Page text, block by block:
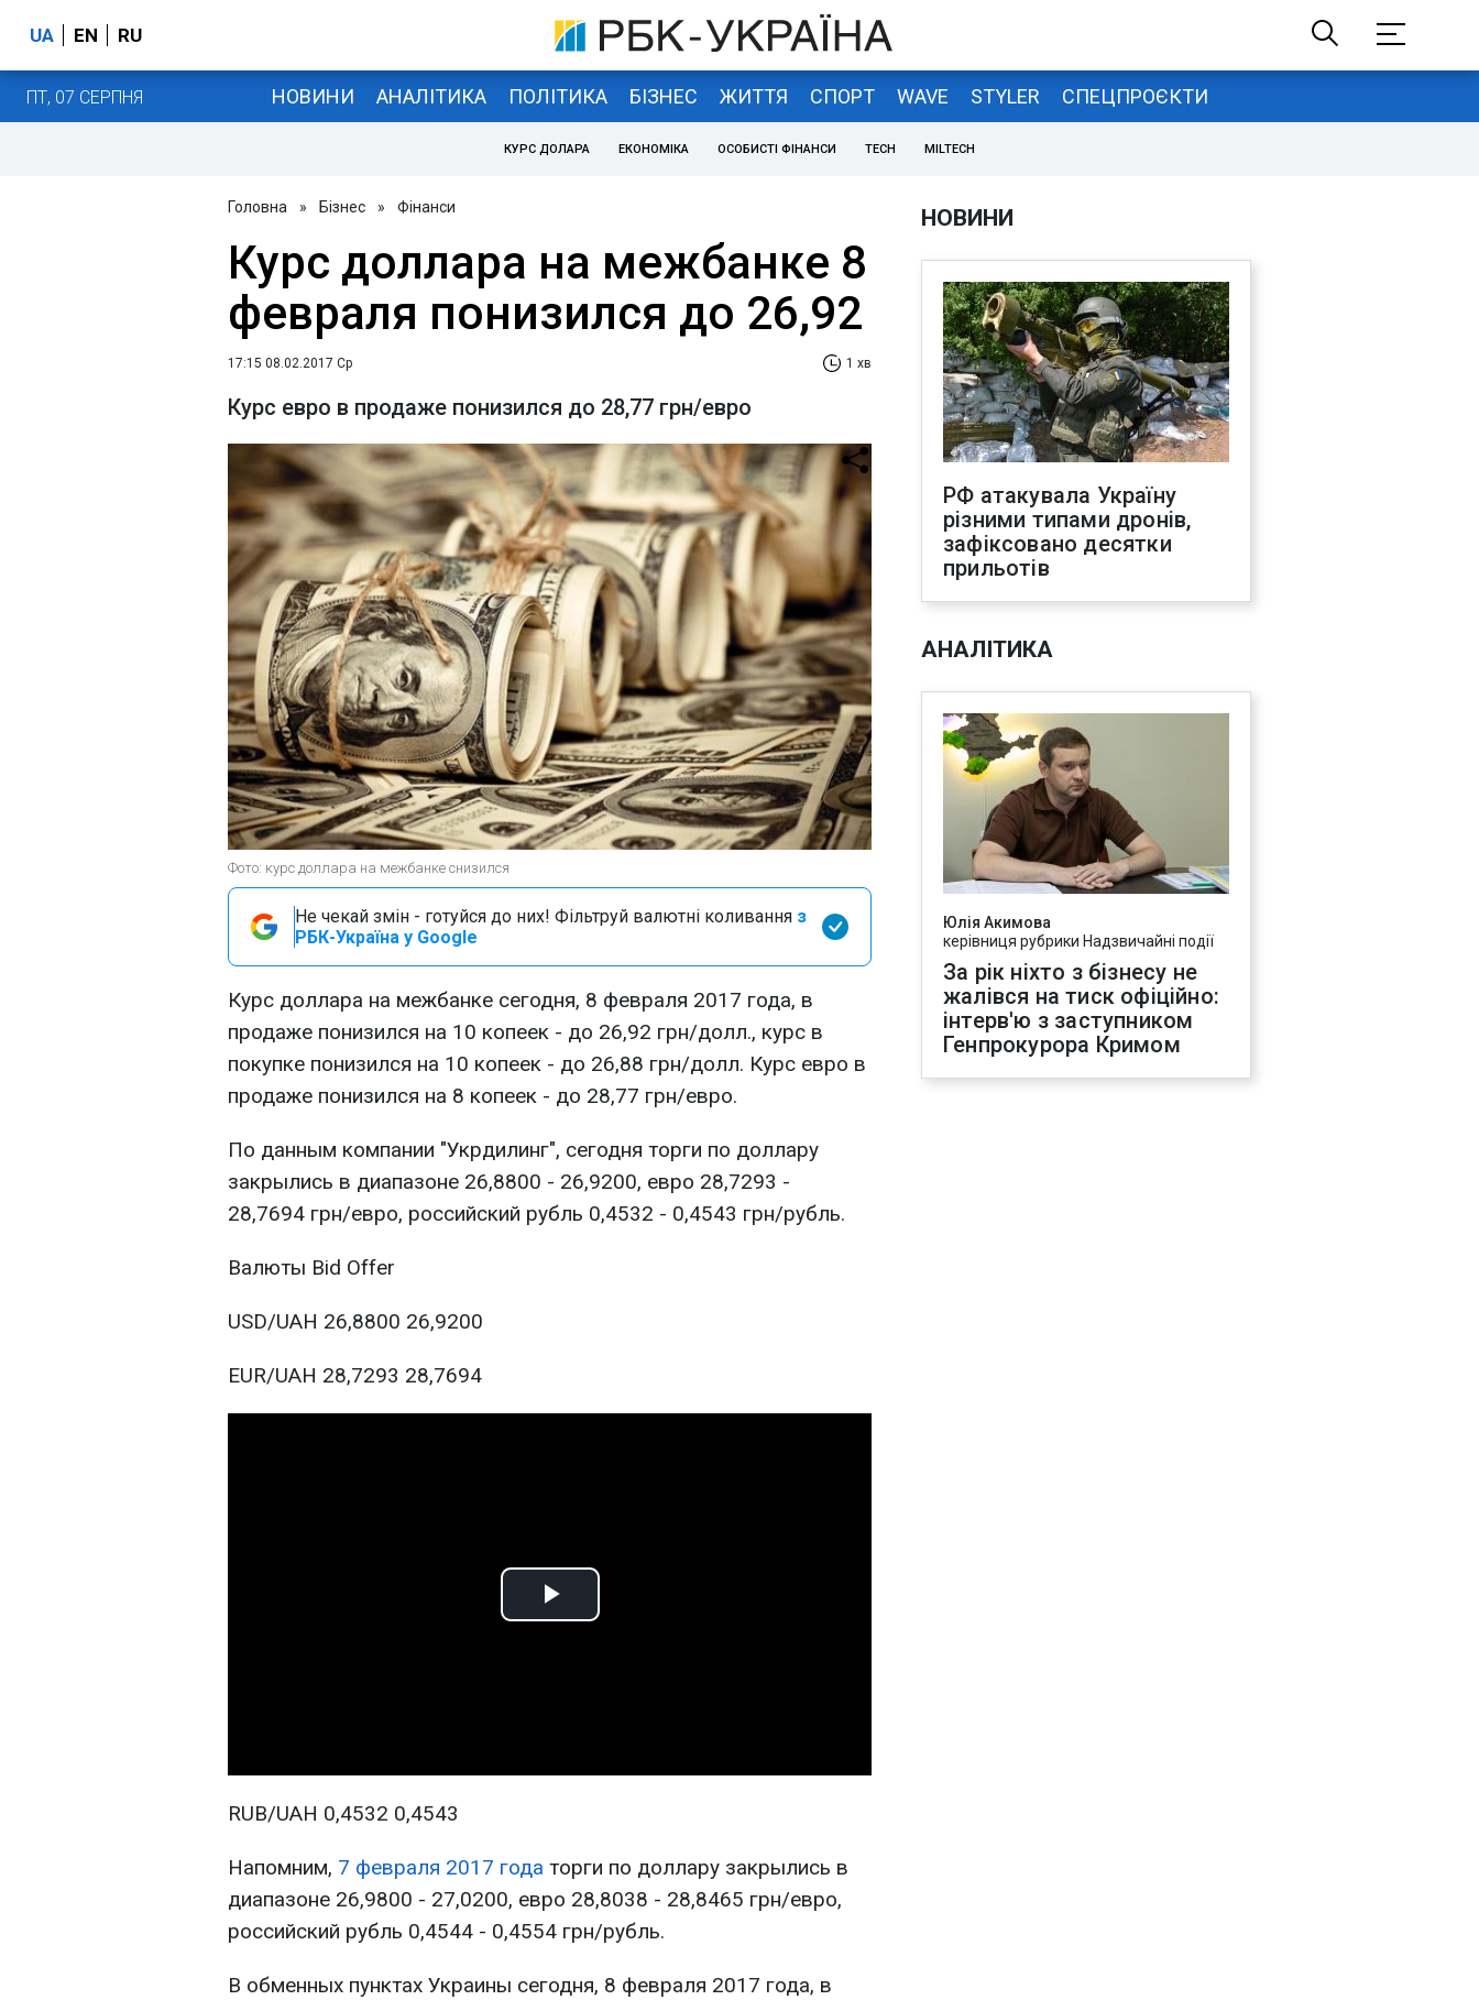
UA EN RU
ПТ, 07 СЕРПНЯ НОВИНИ АНАЛІТИКА ПОЛІТИКА БІЗНЕС ЖИТТЯ СПОРТ WAVE STYLER СПЕЦПРОЄКТИ
КУРС ДОЛАРА ЕКОНОМІКА ОСОБИСТІ ФІНАНСИ TECH MILTECH
Головна » Бізнес » Фінанси
Курс доллара на межбанке 8
февраля понизился до 26,92
17:15 08.02.2017 Ср 1 хв
Курс евро в продаже понизился до 28,77 грн/евро
Фото: курс доллара на межбанке снизился
Не чекай змін - готуйся до них! Фільтруй валютні коливання з
РБК-Україна у Google
Курс доллара на межбанке сегодня, 8 февраля 2017 года, в
продаже понизился на 10 копеек - до 26,92 грн/долл., курс в
покупке понизился на 10 копеек - до 26,88 грн/долл. Курс евро в
продаже понизился на 8 копеек - до 28,77 грн/евро.
По данным компании "Укрдилинг", сегодня торги по доллару
закрылись в диапазоне 26,8800 - 26,9200, евро 28,7293 -
28,7694 грн/евро, российский рубль 0,4532 - 0,4543 грн/рубль.
Валюты Bid Offer
USD/UAH 26,8800 26,9200
EUR/UAH 28,7293 28,7694
Play
RUB/UAH 0,4532 0,4543
Напомним, 7 февраля 2017 года торги по доллару закрылись в
диапазоне 26,9800 - 27,0200, евро 28,8038 - 28,8465 грн/евро,
российский рубль 0,4544 - 0,4554 грн/рубль.
В обменных пунктах Украины сегодня, 8 февраля 2017 года, в
НОВИНИ
РФ атакувала Україну
різними типами дронів,
зафіксовано десятки
прильотів
АНАЛІТИКА
Юлія Акимова
керівниця рубрики Надзвичайні події
За рік ніхто з бізнесу не
жалівся на тиск офіційно:
інтерв'ю з заступником
Генпрокурора Кримом